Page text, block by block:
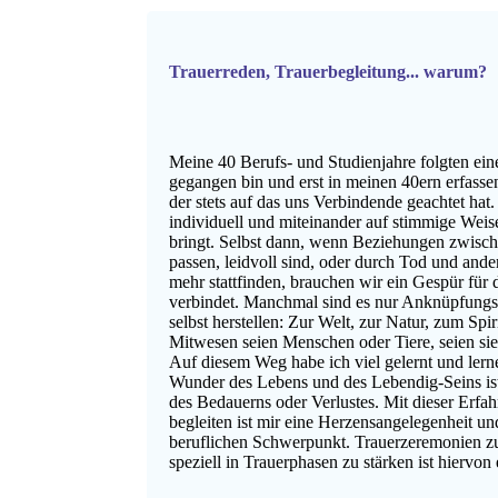
Trauerreden, Trauerbegleitung... warum?
Meine 40 Berufs- und Studienjahre folgten
gegangen bin und erst in meinen 40ern
der stets auf das uns Verbindende geachtet
individuell und miteinander auf stimmige
bringt. Selbst dann, wenn Beziehungen
passen, leidvoll sind, oder durch Tod und
mehr stattfinden, brauchen wir ein Gespür für
verbindet. Manchmal sind es nur
selbst herstellen: Zur Welt, zur Natur, zum
Mitwesen seien Menschen oder Tiere, seien
Auf diesem Weg habe ich viel gelernt und
Wunder des Lebens und des Lebendig-Seins
des Bedauerns oder Verlustes. Mit dieser
begleiten ist mir eine Herzensangelegenheit
beruflichen Schwerpunkt. Trauerzeremonien
speziell in Trauerphasen zu stärken ist